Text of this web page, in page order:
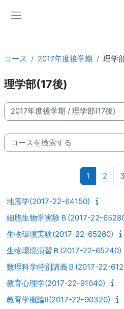
コース 2017年度後学期 理学
理学部(17後)
コースカテゴリ
コースを検索する
1 ページ 1
2 ペー3
地震学(2017-22-64150)
細胞生物学実験Ｂ(2017-22-
生物環境実験(2017-22-65260)
生物環境演習Ｂ(2017-22-65240)
数理科学特別講義Ｂ(2017-22-
教育心理学(2017-22-91040)
教育学概論II(2017-22-90320)